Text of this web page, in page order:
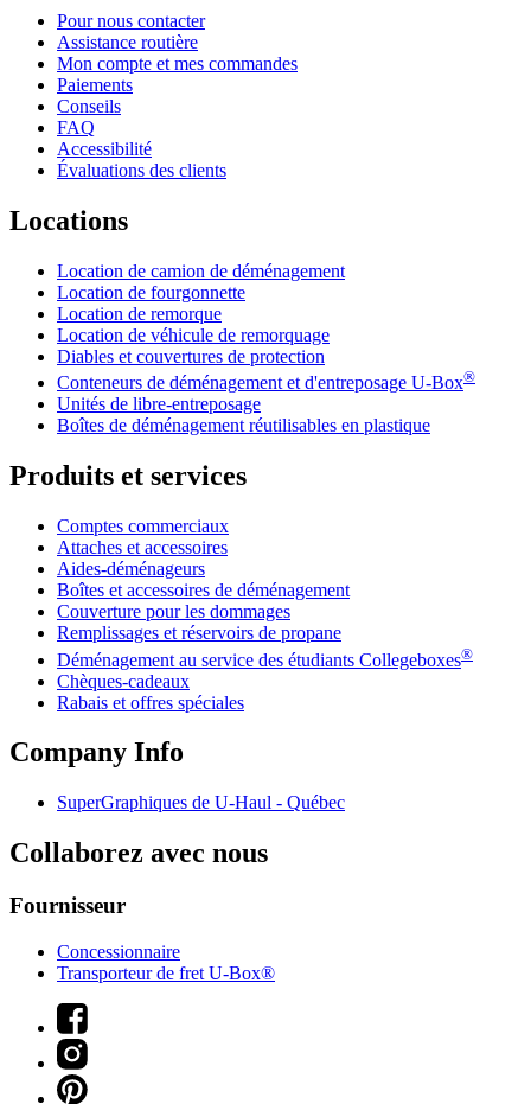
Pour nous contacter
Assistance routière
Mon compte et mes commandes
Paiements
Conseils
FAQ
Accessibilité
Évaluations des clients
Locations
Location de camion de déménagement
Location de fourgonnette
Location de remorque
Location de véhicule de remorquage
Diables et couvertures de protection
Conteneurs de déménagement et d'entreposage U-Box®
Unités de libre-entreposage
Boîtes de déménagement réutilisables en plastique
Produits et services
Comptes commerciaux
Attaches et accessoires
Aides-déménageurs
Boîtes et accessoires de déménagement
Couverture pour les dommages
Remplissages et réservoirs de propane
Déménagement au service des étudiants Collegeboxes®
Chèques-cadeaux
Rabais et offres spéciales
Company Info
SuperGraphiques de U-Haul - Québec
Collaborez avec nous
Fournisseur
Concessionnaire
Transporteur de fret U-Box®